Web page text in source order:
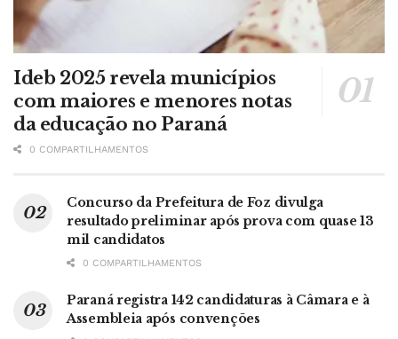
Ideb 2025 revela municípios
com maiores e menores notas
da educação no Paraná
0 COMPARTILHAMENTOS
Concurso da Prefeitura de Foz divulga
resultado preliminar após prova com quase 13
mil candidatos
0 COMPARTILHAMENTOS
Paraná registra 142 candidaturas à Câmara e à
Assembleia após convenções